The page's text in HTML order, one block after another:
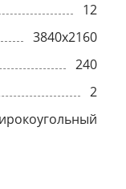
12
3840x2160
240
2